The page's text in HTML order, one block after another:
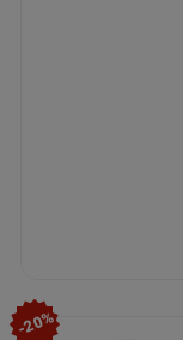
-20%